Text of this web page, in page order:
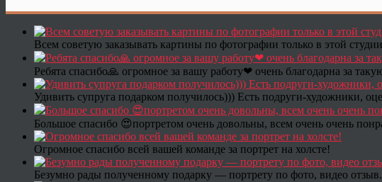
Всем советую заказывать картины по фотографии только в этой
Ребята спасибо🙏 огромное за вашу работу❤ очень благодарна за
Удивить супруга подарком получилось))) Есть подруги-художники,
Большое спасибо 😍портретом очень довольны, всем очень очень
Огромное спасибо всей вашей команде за портрет на холсте!
Безумно рады полученному подарку — портрету по фото, видео отзыв.